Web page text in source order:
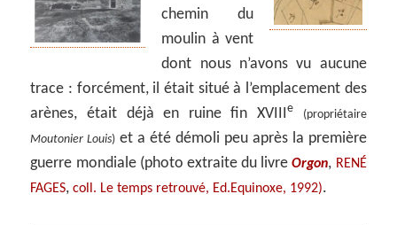
chemin du
moulin à vent
dont nous n’avons vu aucune
trace : forcément, il était situé à l’emplacement des
arènes, était déjà en ruine fin XVIIIe
(propriétaire
Moutonier Louis) et a été démoli peu après la première
guerre mondiale (photo extraite du livreOrgon, RENÉ
FAGES,coll. Le temps retrouvé, Ed.Equinoxe, 1992).